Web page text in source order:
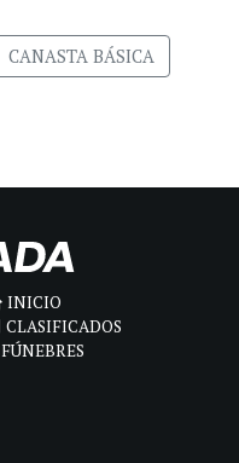
CANASTA BÁSICA
INICIO
CLASIFICADOS
FÚNEBRES